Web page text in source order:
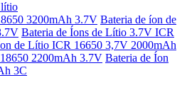
lítio
3200mAh 3.7V Bateria de íon de
Bateria de Íons de Lítio 3.7V ICR
de Lítio ICR 16650 3,7V 2000mAh
2200mAh 3.7V Bateria de Íon
3C